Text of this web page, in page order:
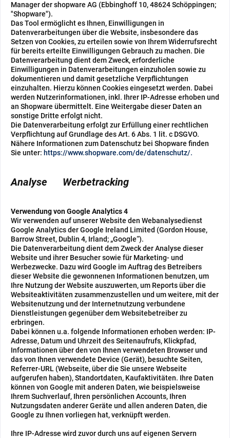
Manager der shopware AG (Ebbinghoff 10, 48624 Schöppingen;
"Shopware").
Das Tool ermöglicht es Ihnen, Einwilligungen in
Datenverarbeitungen über die Website, insbesondere das
Setzen von Cookies, zu erteilen sowie von Ihrem Widerrufsrecht
für bereits erteilte Einwilligungen Gebrauch zu machen. Die
Datenverarbeitung dient dem Zweck, erforderliche
Einwilligungen in Datenverarbeitungen einzuholen sowie zu
dokumentieren und damit gesetzliche Verpflichtungen
einzuhalten. Hierzu können Cookies eingesetzt werden. Dabei
werden Nutzerinformationen, inkl. Ihrer IP-Adresse erhoben und
an Shopware übermittelt. Eine Weitergabe dieser Daten an
sonstige Dritte erfolgt nicht.
Die Datenverarbeitung erfolgt zur Erfüllung einer rechtlichen
Verpflichtung auf Grundlage des Art. 6 Abs. 1 lit. c DSGVO.
Nähere Informationen zum Datenschutz bei Shopware finden
Sie unter: https://www.shopware.com/de/datenschutz/.
Analyse Werbetracking
Verwendung von Google Analytics 4
Wir verwenden auf unserer Website den Webanalysedienst
Google Analytics der Google Ireland Limited (Gordon House,
Barrow Street, Dublin 4, Irland; „Google“).
Die Datenverarbeitung dient dem Zweck der Analyse dieser
Website und ihrer Besucher sowie für Marketing- und
Werbezwecke. Dazu wird Google im Auftrag des Betreibers
dieser Website die gewonnenen Informationen benutzen, um
Ihre Nutzung der Website auszuwerten, um Reports über die
Websiteaktivitäten zusammenzustellen und um weitere, mit der
Websitenutzung und der Internetnutzung verbundene
Dienstleistungen gegenüber dem Websitebetreiber zu
erbringen.
Dabei können u.a. folgende Informationen erhoben werden: IP-
Adresse, Datum und Uhrzeit des Seitenaufrufs, Klickpfad,
Informationen über den von Ihnen verwendeten Browser und
das von Ihnen verwendete Device (Gerät), besuchte Seiten,
Referrer-URL (Webseite, über die Sie unsere Webseite
aufgerufen haben), Standortdaten, Kaufaktivitäten. Ihre Daten
können von Google mit anderen Daten, wie beispielsweise
Ihrem Suchverlauf, Ihren persönlichen Accounts, Ihren
Nutzungsdaten anderer Geräte und allen anderen Daten, die
Google zu Ihnen vorliegen hat, verknüpft werden.
Ihre IP-Adresse wird zuvor durch uns auf eigenen Servern